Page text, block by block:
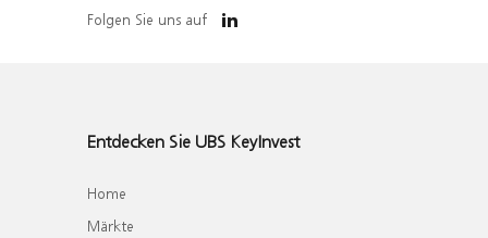
Folgen Sie uns auf
Entdecken Sie UBS KeyInvest
Home
Märkte